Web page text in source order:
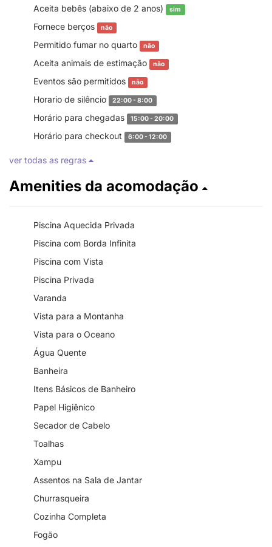
Aceita bebês (abaixo de 2 anos) sim
Fornece berços não
Permitido fumar no quarto não
Aceita animais de estimação não
Eventos são permitidos não
Horario de silêncio 22:00 - 8:00
Horário para chegadas 15:00 - 20:00
Horário para checkout 6:00 - 12:00
ver todas as regras
Amenities da acomodação
Piscina Aquecida Privada
Piscina com Borda Infinita
Piscina com Vista
Piscina Privada
Varanda
Vista para a Montanha
Vista para o Oceano
Água Quente
Banheira
Itens Básicos de Banheiro
Papel Higiênico
Secador de Cabelo
Toalhas
Xampu
Assentos na Sala de Jantar
Churrasqueira
Cozinha Completa
Fogão